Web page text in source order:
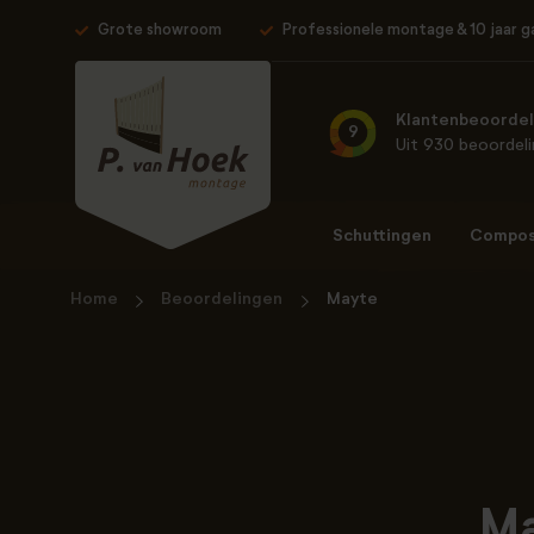
Grote showroom Professionele montage & 10 jaar
9
Uit 930
Schuttingen
Home Beoordelingen Mayte